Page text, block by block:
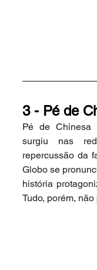
3 - Pé de
Pé de Chinesa
surgiu nas
repercussão da
Globo se
história
Tudo, porém,